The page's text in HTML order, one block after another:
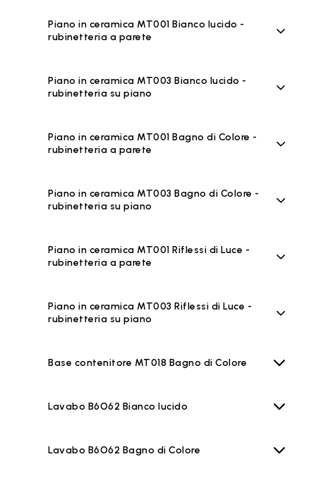
Piano in ceramica MT001 Bianco lucido -
rubinetteria a parete
Piano in ceramica MT003 Bianco lucido -
rubinetteria su piano
Piano in ceramica MT001 Bagno di Colore -
rubinetteria a parete
Piano in ceramica MT003 Bagno di Colore -
rubinetteria su piano
Piano in ceramica MT001 Riflessi di Luce -
rubinetteria a parete
Piano in ceramica MT003 Riflessi di Luce -
rubinetteria su piano
Base contenitore MT018 Bagno di Colore
Lavabo B6O62 Bianco lucido
Lavabo B6O62 Bagno di Colore